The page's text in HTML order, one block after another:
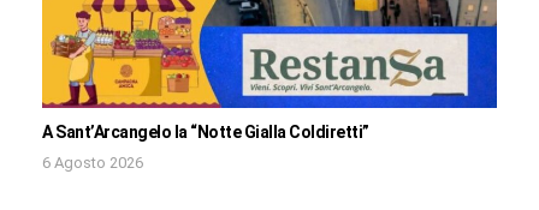
A Sant’Arcangelo la “Notte Gialla Coldiretti”
6 Agosto 2026